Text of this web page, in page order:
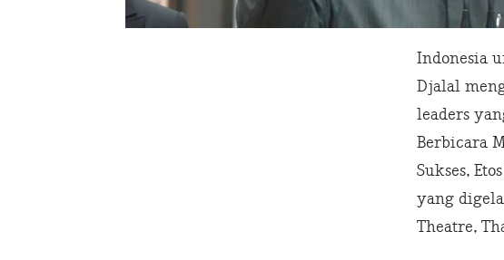
Indonesia
Djalal
leaders
Berbicara
Sukses,
yang
Theatre,